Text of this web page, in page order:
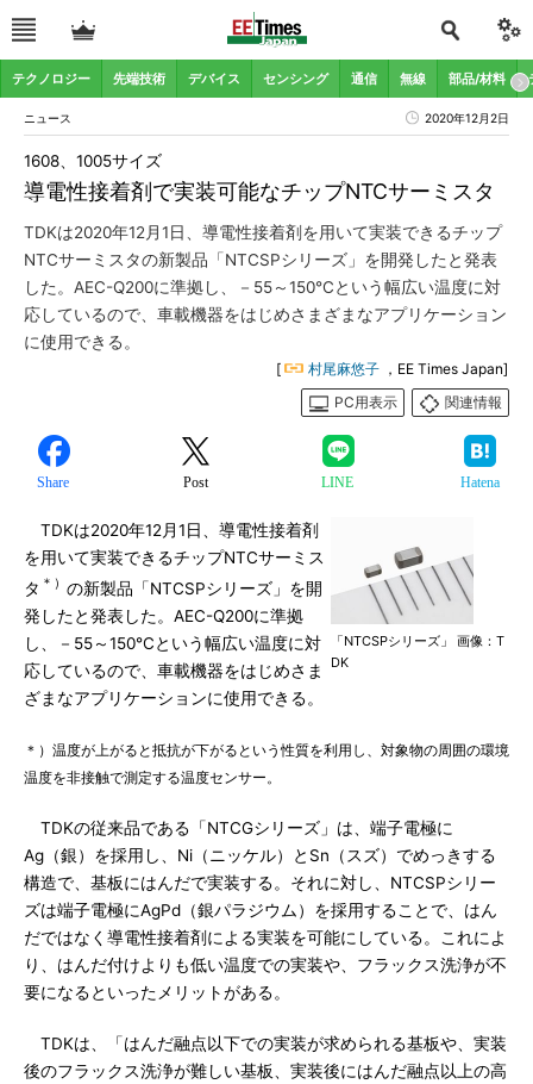
テクノロジー 先端技術 デバイス センシング 通信 無線 部品/材料
ニュース 2020年12月2日
導電性接着剤で実装可能なチップNTCサーミスタ
1608、1005サイズ
TDKは2020年12月1日、導電性接着剤を用いて実装できるチップ
NTCサーミスタの新製品「NTCSPシリーズ」を開発したと発表
した。AEC-Q200に準拠し、－55～150℃という幅広い温度に対
応しているので、車載機器をはじめさまざまなアプリケーション
に使用できる。
[ 村尾麻悠子 ，EE Times Japan]
PC用表示
関連情報
Share Post LINE Hatena
「NTCSPシリーズ」 画像：T
DK
TDKは2020年12月1日、導電性接着剤
を用いて実装できるチップNTCサーミス
タ ＊） の新製品「NTCSPシリーズ」を開
発したと発表した。AEC-Q200に準拠
し、－55～150℃という幅広い温度に対
応しているので、車載機器をはじめさま
ざまなアプリケーションに使用できる。
＊）温度が上がると抵抗が下がるという性質を利用し、対象物の周囲の環境
温度を非接触で測定する温度センサー。
TDKの従来品である「NTCGシリーズ」は、端子電極に
Ag（銀）を採用し、Ni（ニッケル）とSn（スズ）でめっきする
構造で、基板にはんだで実装する。それに対し、NTCSPシリー
ズは端子電極にAgPd（銀パラジウム）を採用することで、はん
だではなく導電性接着剤による実装を可能にしている。これによ
り、はんだ付けよりも低い温度での実装や、フラックス洗浄が不
要になるといったメリットがある。
TDKは、「はんだ融点以下での実装が求められる基板や、実装
後のフラックス洗浄が難しい基板、実装後にはんだ融点以上の高